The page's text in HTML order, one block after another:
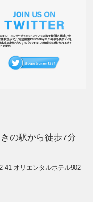
の駅から徒歩7分
41 オリエンタルホテル902